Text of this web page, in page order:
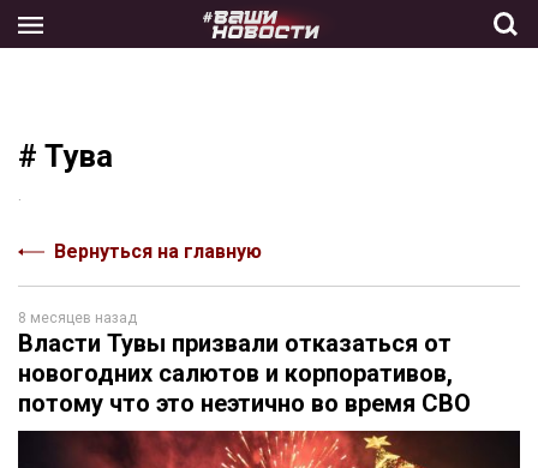
the
# Тува
Вернуться на главную
8 месяцев назад
Власти Тувы призвали отказаться от
новогодних салютов и корпоративов,
потому что это неэтично во время СВО